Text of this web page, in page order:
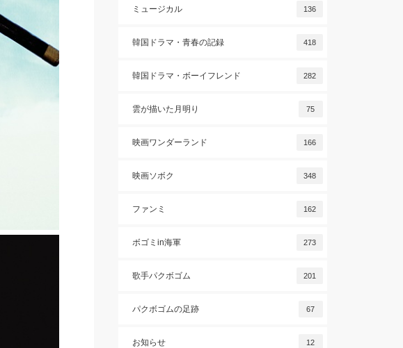
ミュージカル 136
韓国ドラマ・青春の記録 418
韓国ドラマ・ボーイフレンド 282
雲が描いた月明り 75
映画ワンダーランド 166
映画ソボク 348
ファンミ 162
ボゴミin海軍 273
歌手パクボゴム 201
パクボゴムの足跡 67
お知らせ 12